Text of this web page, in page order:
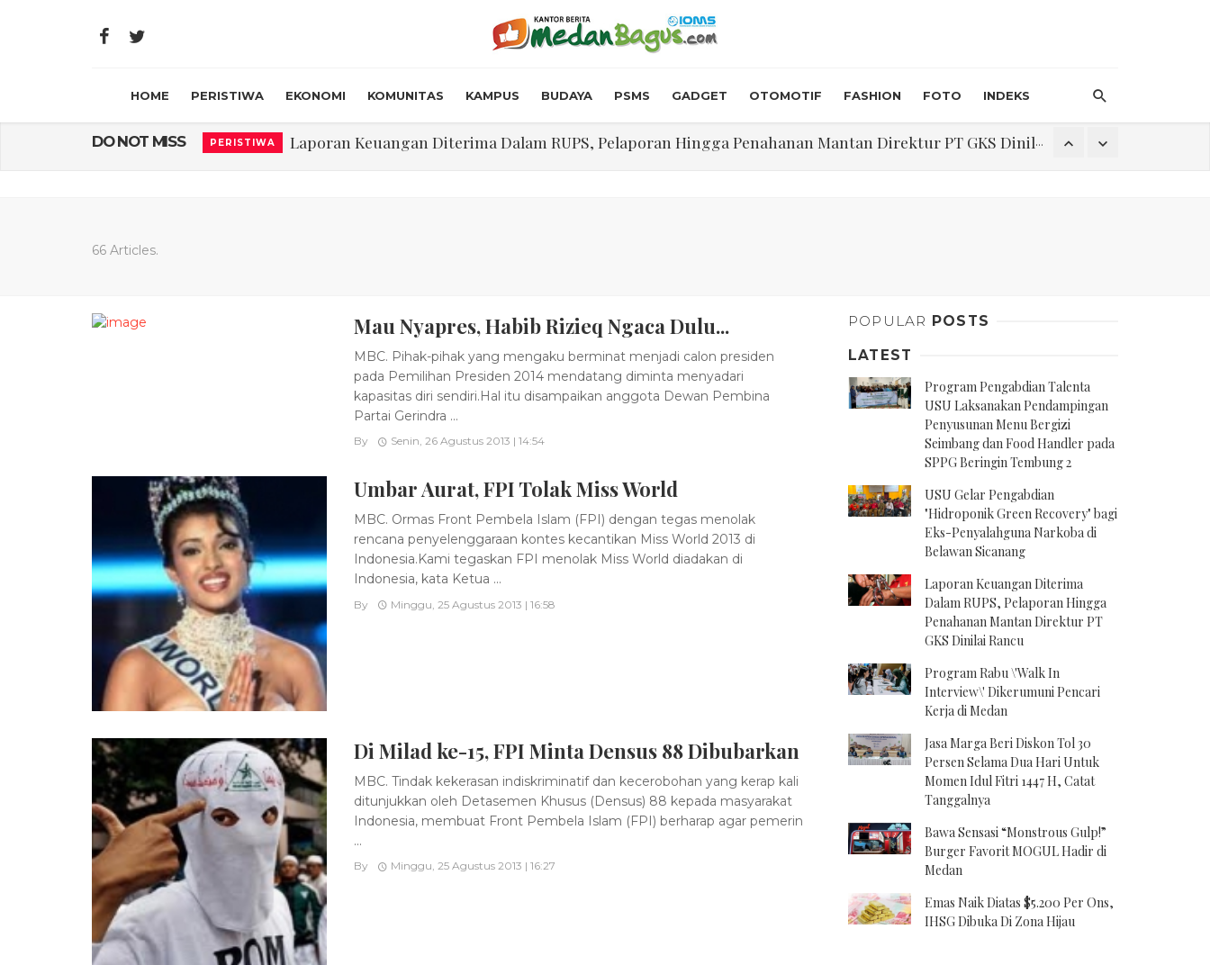
HOME PERISTIWA EKONOMI KOMUNITAS KAMPUS BUDAYA PSMS GADGET OTOMOTIF FASHION FOTO INDEKS
DO NOT MISS PERISTIWA Laporan Keuangan Diterima Dalam RUPS, Pelaporan Hingga Penahanan Mantan Direktur PT GKS Dinilai Rancu
USU Gelar Pengabdian "Hidroponik Green Recovery" bagi Eks-Penyalahguna Narkoba di Belawan Sicanang
66 Articles.
Mau Nyapres, Habib Rizieq Ngaca Dulu...
MBC. Pihak-pihak yang mengaku berminat menjadi calon presiden
pada Pemilihan Presiden 2014 mendatang diminta menyadari
kapasitas diri sendiri.Hal itu disampaikan anggota Dewan Pembina
Partai Gerindra ...
By Senin, 26 Agustus 2013 | 14:54
Umbar Aurat, FPI Tolak Miss World
MBC. Ormas Front Pembela Islam (FPI) dengan tegas menolak
rencana penyelenggaraan kontes kecantikan Miss World 2013 di
Indonesia.Kami tegaskan FPI menolak Miss World diadakan di
Indonesia, kata Ketua ...
By Minggu, 25 Agustus 2013 | 16:58
Di Milad ke-15, FPI Minta Densus 88 Dibubarkan
MBC. Tindak kekerasan indiskriminatif dan kecerobohan yang kerap kali
ditunjukkan oleh Detasemen Khusus (Densus) 88 kepada masyarakat
Indonesia, membuat Front Pembela Islam (FPI) berharap agar pemerin
...
By Minggu, 25 Agustus 2013 | 16:27
POPULAR POSTS
LATEST
Program Pengabdian Talenta
USU Laksanakan Pendampingan
Penyusunan Menu Bergizi
Seimbang dan Food Handler pada
SPPG Beringin Tembung 2
USU Gelar Pengabdian
"Hidroponik Green Recovery" bagi
Eks-Penyalahguna Narkoba di
Belawan Sicanang
Laporan Keuangan Diterima
Dalam RUPS, Pelaporan Hingga
Penahanan Mantan Direktur PT
GKS Dinilai Rancu
Program Rabu \'Walk In
Interview\' Dikerumuni Pencari
Kerja di Medan
Jasa Marga Beri Diskon Tol 30
Persen Selama Dua Hari Untuk
Momen Idul Fitri 1447 H, Catat
Tanggalnya
Bawa Sensasi “Monstrous Gulp!”
Burger Favorit MOGUL Hadir di
Medan
Emas Naik Diatas $5.200 Per Ons,
IHSG Dibuka Di Zona Hijau